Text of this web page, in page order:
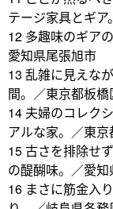
テージ家具とギア
12 多趣味のギア
愛知県尾張旭市
13 乱雑に見えな
間。／東京都板橋
14 夫婦のコレク
アルな家。／東
15 古さを排除せ
の醍醐味。／愛
16 まさに筋金入